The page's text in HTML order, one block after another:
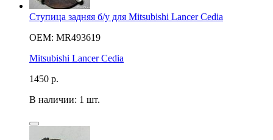
Ступица задняя б/у для Mitsubishi Lancer Cedia
OEM: MR493619
Mitsubishi Lancer Cedia
1450 р.
В наличии: 1 шт.